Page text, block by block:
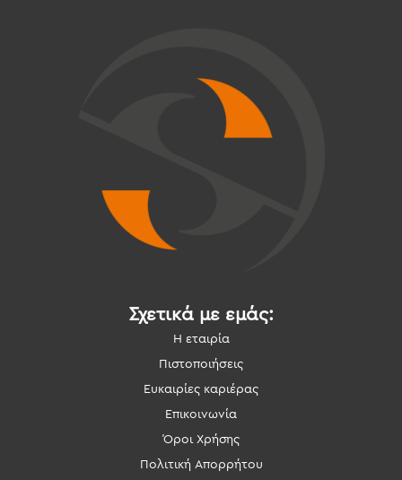
Σχετικά με εμάς:
Η εταιρία
Πιστοποιήσεις
Ευκαιρίες καριέρας
Επικοινωνία
Όροι Χρήσης
Πολιτική Απορρήτου